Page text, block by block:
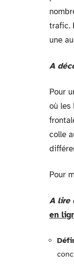
trafic.
une
A
Pour
où les
colle
Pour
A lire
en